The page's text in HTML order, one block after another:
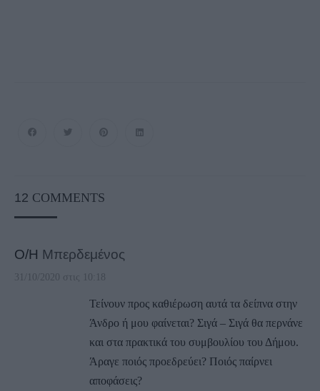
12 COMMENTS
Ο/Η Μπερδεμένος
31/10/2020 στις 10:18
Τείνουν προς καθιέρωση αυτά τα δείπνα στην
Άνδρο ή μου φαίνεται? Σιγά – Σιγά θα περνάνε
και στα πρακτικά του συμβουλίου του Δήμου.
Άραγε ποιός προεδρεύει? Ποιός παίρνει
αποφάσεις?